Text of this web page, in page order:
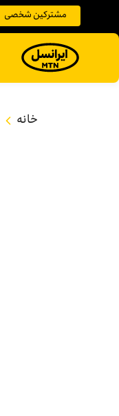
مشترکین شخصی
خانه